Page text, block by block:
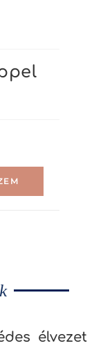
élvezet